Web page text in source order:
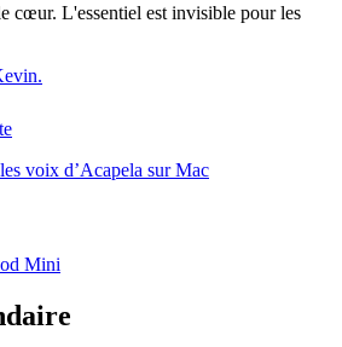
cœur. L'essentiel est invisible pour les
voix d’Acapela sur Mac
Mini